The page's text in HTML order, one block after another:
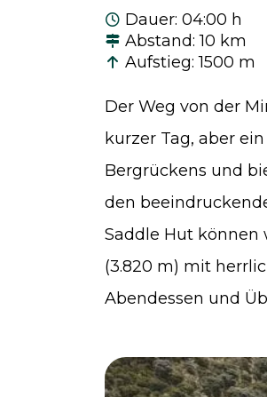
Dauer: 04:00 h
Abstand: 10 km
Aufstieg: 1500 m
Der Weg von der
kurzer Tag, aber
Bergrückens und
den
Saddle Hut können
(3.820 m) mit
Abendessen und